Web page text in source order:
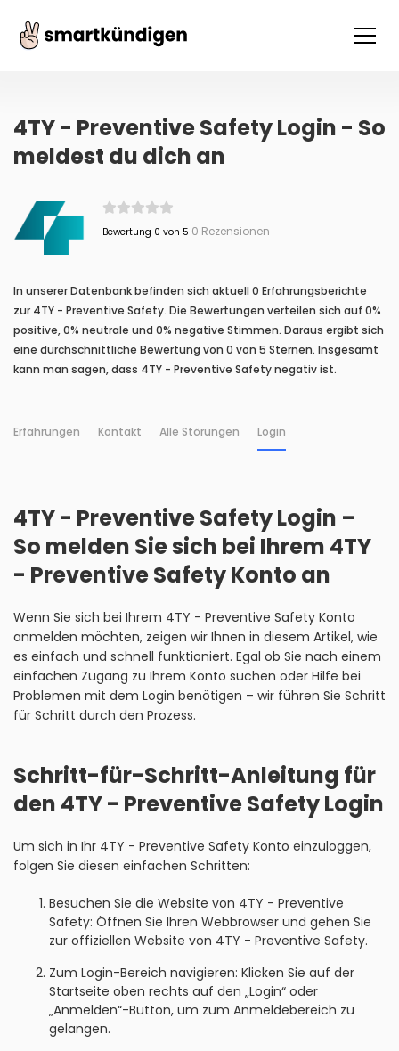
4TY - Preventive Safety Login - So
meldest du dich an
Bewertung 0 von 5 0 Rezensionen
In unserer Datenbank befinden sich aktuell 0 Erfahrungsberichte
zur 4TY - Preventive Safety. Die Bewertungen verteilen sich auf 0%
positive, 0% neutrale und 0% negative Stimmen. Daraus ergibt sich
eine durchschnittliche Bewertung von 0 von 5 Sternen. Insgesamt
kann man sagen, dass 4TY - Preventive Safety negativ ist.
Erfahrungen Kontakt Alle Störungen Login
4TY - Preventive Safety Login –
So melden Sie sich bei Ihrem 4TY
- Preventive Safety Konto an
Wenn Sie sich bei Ihrem 4TY - Preventive Safety Konto
anmelden möchten, zeigen wir Ihnen in diesem Artikel, wie
es einfach und schnell funktioniert. Egal ob Sie nach einem
einfachen Zugang zu Ihrem Konto suchen oder Hilfe bei
Problemen mit dem Login benötigen – wir führen Sie Schritt
für Schritt durch den Prozess.
Schritt-für-Schritt-Anleitung für
den 4TY - Preventive Safety Login
Um sich in Ihr 4TY - Preventive Safety Konto einzuloggen,
folgen Sie diesen einfachen Schritten:
Besuchen Sie die Website von 4TY - Preventive
Safety: Öffnen Sie Ihren Webbrowser und gehen Sie
zur offiziellen Website von 4TY - Preventive Safety.
Zum Login-Bereich navigieren: Klicken Sie auf der
Startseite oben rechts auf den „Login“ oder
„Anmelden“-Button, um zum Anmeldebereich zu
gelangen.